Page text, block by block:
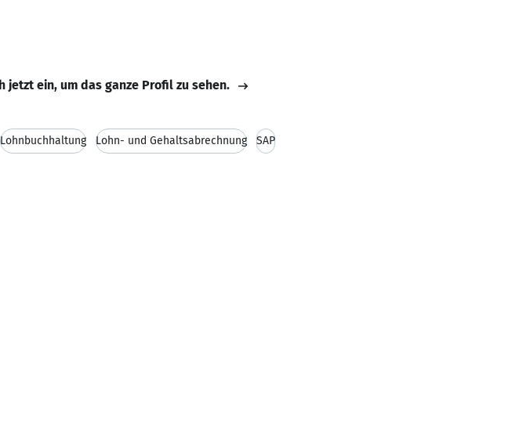
jetzt ein, um das ganze Profil zu sehen.
Lohnbuchhaltung Lohn- und Gehaltsabrechnung SAP